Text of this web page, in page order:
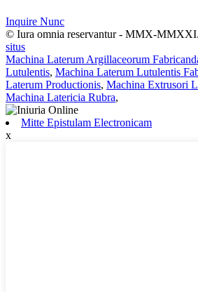
Inquire Nunc
© Iura omnia reservantur - MMX-MMXXI.
situs
Machina Laterum Argillaceorum
Lutulentis, Machina Laterum Lutulentis
Laterum Productionis, Machina Extrusori
Machina Latericia Rubra,
Mitte Epistulam Electronicam
x